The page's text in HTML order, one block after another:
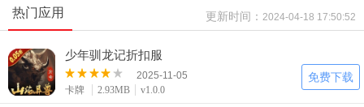
热门应用 更新时间： 2024-04-18 17:50:52
少年驯龙记折扣服
2025-11-05
卡牌
2.93MB v1.0.0
免费下载